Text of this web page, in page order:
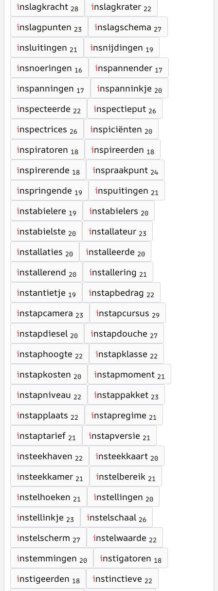
inslagkracht 28 inslagkrater 22
inslagpunten 23 inslagschema 27
insluitingen 21 insnijdingen 19
insnoeringen 16 inspannender 17
inspanningen 17 inspanninkje 20
inspecteerde 22 inspectieput 26
inspectrices 26 inspiciënten 20
inspiratoren 18 inspireerden 18
inspirerende 18 inspraakpunt 24
inspringende 19 inspuitingen 21
instabielere 19 instabielers 20
instabielste 20 installateur 23
installaties 20 installeerde 20
installerend 20 installering 21
instantietje 19 instapbedrag 22
instapcamera 23 instapcursus 29
instapdiesel 20 instapdouche 27
instaphoogte 22 instapklasse 22
instapkosten 20 instapmoment 21
instapniveau 22 instappakket 23
instapplaats 22 instapregime 21
instaptarief 21 instapversie 21
insteekhaven 22 insteekkaart 20
insteekkamer 21 instelbereik 21
instelhoeken 21 instellingen 20
instellinkje 23 instelschaal 26
instelscherm 27 instelwaarde 22
instemmingen 20 instigatoren 18
instigeerden 18 instinctieve 22